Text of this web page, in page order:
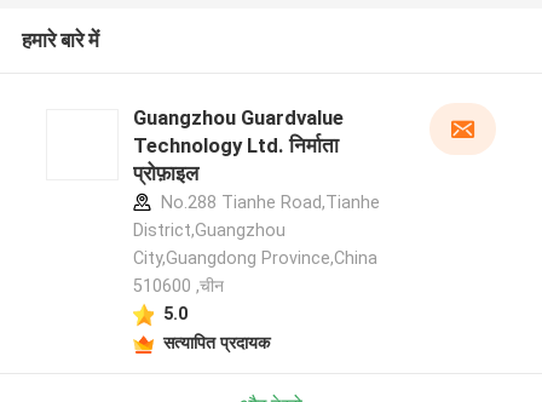
हमारे बारे में
Guangzhou Guardvalue
Technology Ltd. निर्माता
प्रोफ़ाइल
No.288 Tianhe Road,Tianhe
District,Guangzhou
City,Guangdong Province,China
510600 ,चीन
5.0
सत्यापित प्रदायक